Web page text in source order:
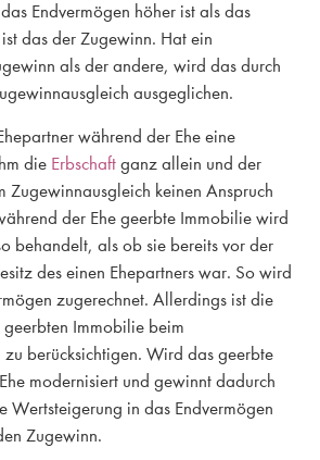
Endvermögen höher ist als das
das der Zugewinn. Hat ein
als der andere, wird das durch
ausgeglichen.
während der Ehe eine
die Erbschaft ganz allein und der
Zugewinnausgleich keinen Anspruch
der Ehe geerbte Immobilie wird
behandelt, als ob sie bereits vor der
des einen Ehepartners war. So wird
zugerechnet. Allerdings ist die
Immobilie beim
berücksichtigen. Wird das geerbte
modernisiert und gewinnt dadurch
Wertsteigerung in das Endvermögen
Zugewinn.